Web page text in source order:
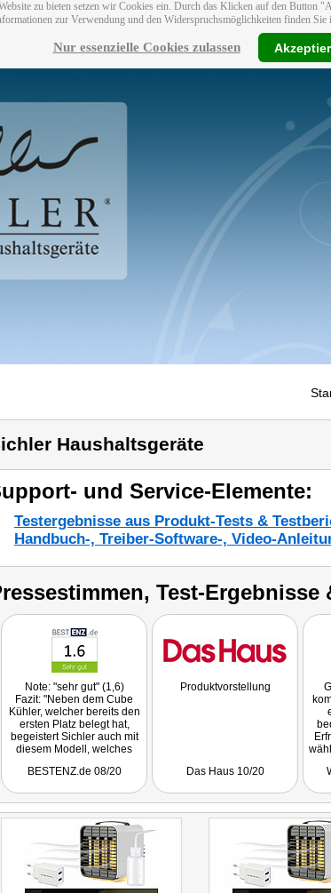
zu bieten setzen wir Cookies ein. Durch das Klicken auf den Button
zur Verwendung und den Widerspruchsmöglichkeiten finden Sie
Nur essenzielle Cookies zulassen
Haushaltsgeräte
und Service-Elemente:
Testergebnisse aus Produkt-Tests &
Handbuch-, Treiber-Software-, Video-
Test-Ergebnisse
Note: "sehr gut" (1,6)
Fazit: "Neben dem Cube
Kühler, welcher bereits den
ersten Platz belegt hat,
begeistert Sichler auch mit
diesem Modell, welches
mithalten kann, aber
verfügt über ein verbautes
Nachtlicht und einen Akku
und ist somit sogar für
Unterwegs geeignet."
Hierbei handelt es sich um
einen reinen Vergleich von
5 Artikeln.
BESTENZ.de 08/20
Produktvorstellung
Das Haus 10/20